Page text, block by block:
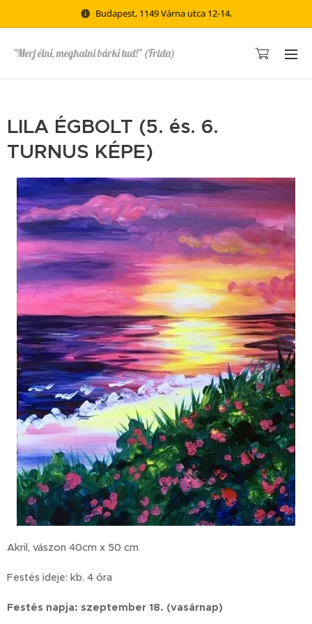
Budapest, 1149 Várna utca 12-14.
"Merj élni, meghalni bárki tud!" (Frida)
LILA ÉGBOLT (5. és. 6.
TURNUS KÉPE)
Akril, vászon 40cm x 50 cm
Festés ideje: kb. 4 óra
Festés napja: szeptember 18. (vasárnap)